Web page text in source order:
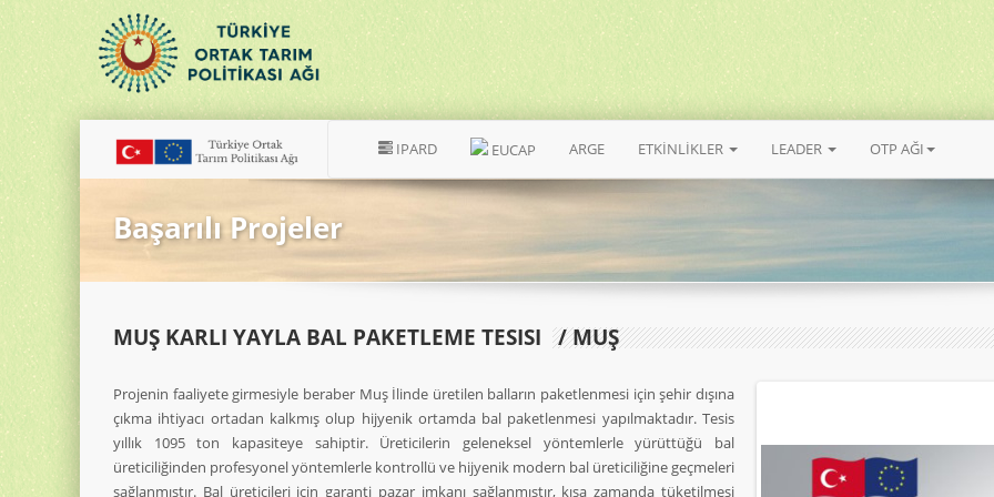
IPARD EUCAP ARGE ETKİNLİKLER LEADER OTP AĞI
Başarılı Projeler
MUŞ KARLI YAYLA BAL PAKETLEME TESISI / MUŞ
Projenin faaliyete girmesiyle beraber Muş İlinde üretilen balların paketlenmesi için şehir dışına
çıkma ihtiyacı ortadan kalkmış olup hijyenik ortamda bal paketlenmesi yapılmaktadır. Tesis
yıllık 1095 ton kapasiteye sahiptir. Üreticilerin geleneksel yöntemlerle yürüttüğü bal
üreticiliğinden profesyonel yöntemlerle kontrollü ve hijyenik modern bal üreticiliğine geçmeleri
sağlanmıştır. Bal üreticileri için garanti pazar imkanı sağlanmıştır, kısa zamanda tüketilmesi